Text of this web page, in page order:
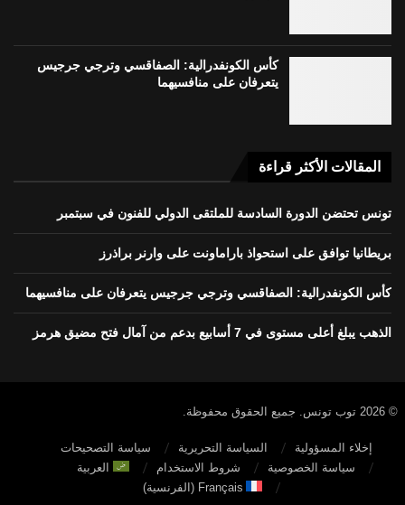
كأس الكونفدرالية: الصفاقسي وترجي جرجيس
يتعرفان على منافسيهما
المقالات الأكثر قراءة
تونس تحتضن الدورة السادسة للملتقى الدولي للفنون في سبتمبر
بريطانيا توافق على استحواذ باراماونت على وارنر براذرز
كأس الكونفدرالية: الصفاقسي وترجي جرجيس يتعرفان على منافسيهما
الذهب يبلغ أعلى مستوى في 7 أسابيع بدعم من آمال فتح مضيق هرمز
© 2026 توب تونس. جميع الحقوق محفوظة.
إخلاء المسؤولية السياسة التحريرية
سياسة التصحيحات
سياسة الخصوصية
شروط الاستخدام
العربية
Français
( الفرنسية)